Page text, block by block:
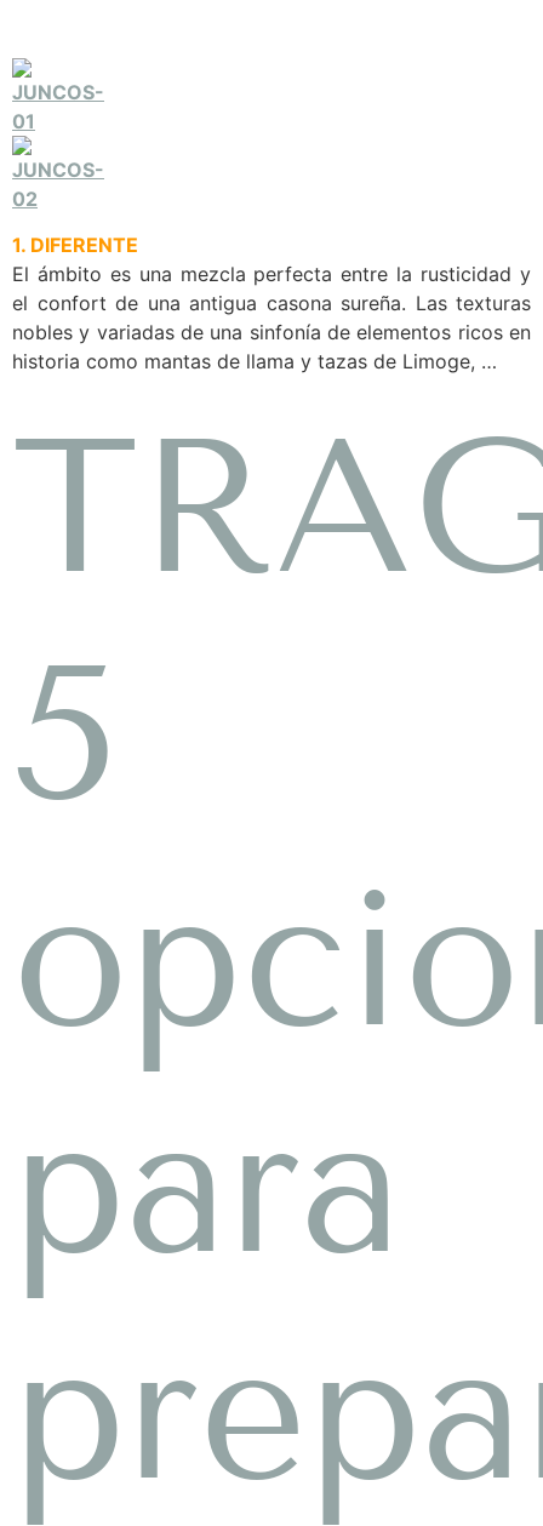
1. DIFERENTE
El ámbito es una mezcla perfecta entre la rusticidad y
el confort de una antigua casona sureña. Las texturas
nobles y variadas de una sinfonía de elementos ricos en
historia como mantas de llama y tazas de Limoge, …
5
para